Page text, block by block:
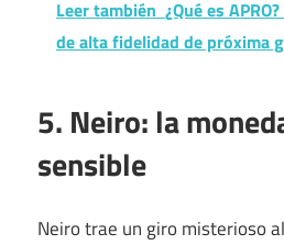
Leer también ¿Qué es
de alta fidelidad de próxima
5. Neiro: la
sensible
Neiro trae un giro misterioso